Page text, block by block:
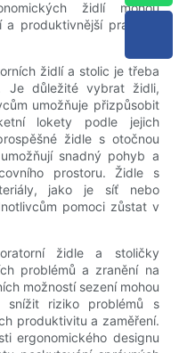
židlí mohou
produktivnější pracovní
židlí a stolic je třeba
Je důležité vybrat židli,
umožňuje přizpůsobit
lokety podle jejich
židle s otočnou
snadný pohyb a
prostoru. Židle s
jako je síť nebo
pomoci zůstat v
židle a stoličky
problémů a zranění na
možností sezení mohou
snížit riziko problémů s
produktivitu a zaměření.
ergonomického designu